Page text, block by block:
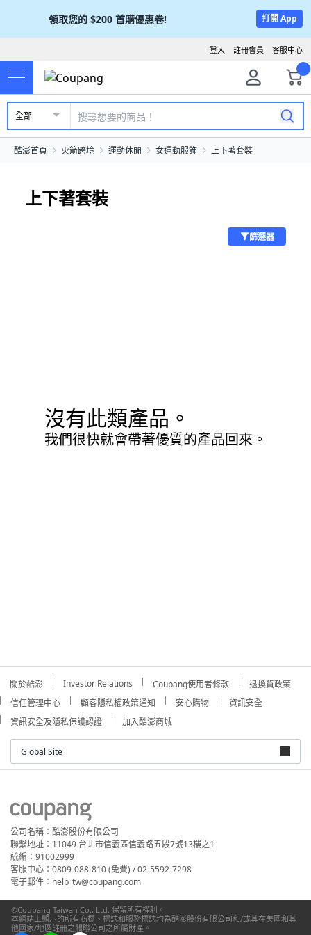
領取您的 $200 首購優惠卷! 打開 App
客服中心
註冊會員
登入
全部
酷澎首頁 火箭跨境 運動休閒 女運動服飾 上下著套裝
上下著套裝
篩選器
沒有此類產品。
我們很快就會帶著優質的產品回來。
關於酷澎 Investor Relations Coupang使用者條款
退換貨政策
信任管理中心
顧客隱私權政策通知 安心購物
資訊安全
資訊安全及隱私保護認證
加入酷澎商城
Global Site
公司名稱：酷澎股份有限公司
聯繫地址：11049 台北市信義區信義路五段7號13樓之1
統編：91002999
客服中心：0809-088-810 (免費) / 02-5592-7298
電子郵件：help_tw@coupang.com
©Coupang Taiwan Co., Ltd. 保留所有權利。
本網站上顯示的所有商標、標誌和服務標誌均為酷澎股份有限公司和/或其在美國和其
他國家/地區註冊之關聯公司之所屬財產。